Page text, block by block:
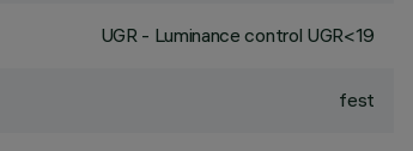
UGR - Luminance control UGR<19
fest